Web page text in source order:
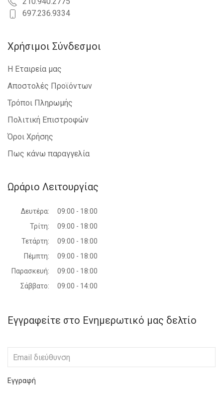
697.236.9334
Χρήσιμοι Σύνδεσμοι
Η Εταιρεία μας
Αποστολές Προϊόντων
Τρόποι Πληρωμής
Πολιτική Επιστροφών
Όροι Χρήσης
Πως κάνω παραγγελία
Ωράριο Λειτουργίας
Δευτέρα:
09:00 - 18:00
Τρίτη:
09:00 - 18:00
Τετάρτη:
09:00 - 18:00
Πέμπτη:
09:00 - 18:00
Παρασκευή:
09:00 - 18:00
Σάββατο:
09:00 - 14:00
Εγγραφείτε στο Ενημερωτικό μας δελτίο
Εγγραφή